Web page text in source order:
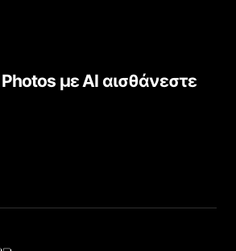
με AI αισθάνεστε